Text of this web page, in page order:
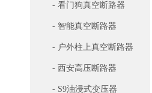
- 看门狗真空断路器
- 智能真空断路器
- 户外柱上真空断路器
- 西安高压断路器
- S9油浸式变压器